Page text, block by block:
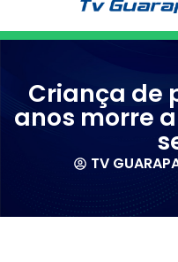
Criança de
anos morre
TV